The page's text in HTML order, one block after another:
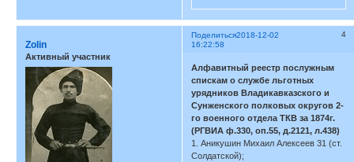
Поделиться 4
2018-12-02
16:22:58
Zolin
Активный участник
Алфавитный реестр послужным
спискам о службе льготных
урядников Владикавказского и
Сунженского полковых округов 2-
го военного отдела ТКВ за 1874г.
(РГВИА ф.330, оп.55, д.2121, л.438)
1. Аникушин Михаил Алексеев 31 (ст.
Солдатской);